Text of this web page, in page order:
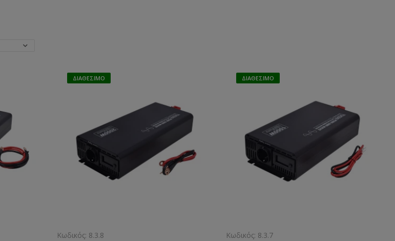
ΔΙΑΘΈΣΙΜΟ
Κωδικός: 8.3.8
ΔΙΑΘΈΣΙΜΟ
Κωδικός: 8.3.7